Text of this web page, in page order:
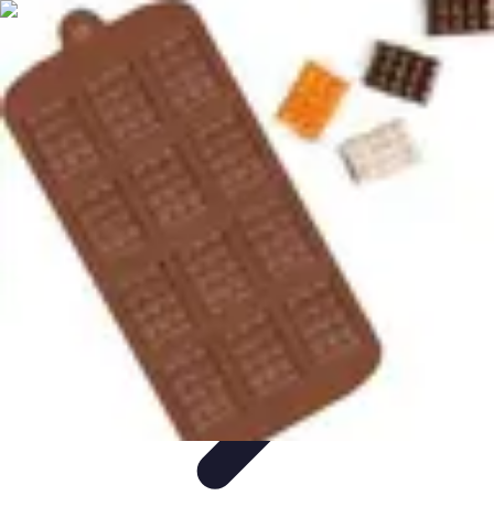
Chocolats de Pâques
TendancesSaveurs et VariétésDécoration et
Personnalisation
Chocolats BioRecettes et DIY